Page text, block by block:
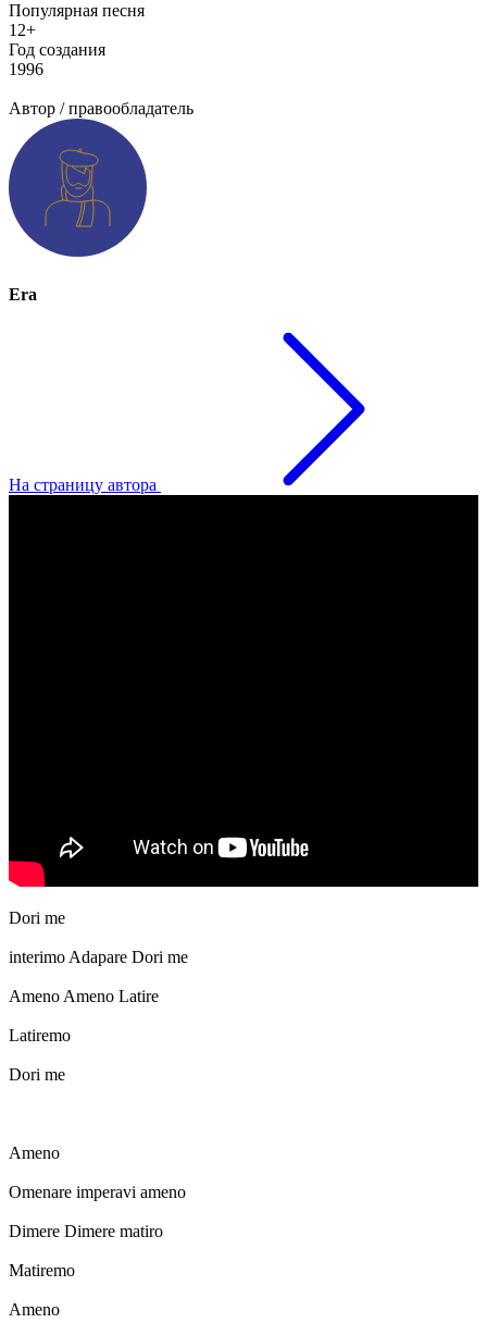
Популярная песня
12+
Год создания
1996
Автор / правообладатель
Era
На страницу автора
Dori me
interimo Adapare Dori me
Ameno Ameno Latire
Latiremo
Dori me
Ameno
Omenare imperavi ameno
Dimere Dimere matiro
Matiremo
Ameno